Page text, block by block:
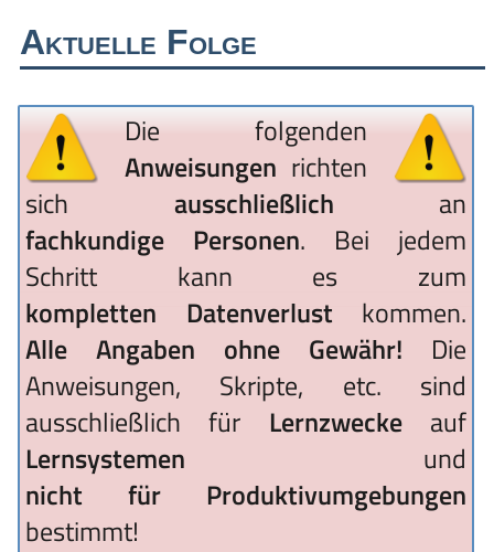
Aktuelle Folge
Die folgenden
Anweisungen richten
sich ausschließlich an
fachkundige Personen. Bei jedem
Schritt kann es zum
kompletten Datenverlust kommen.
Alle Angaben ohne Gewähr! Die
Anweisungen, Skripte, etc. sind
ausschließlich für Lernzweckeauf
Lernsystemen und
nicht für Produktivumgebungen
bestimmt!